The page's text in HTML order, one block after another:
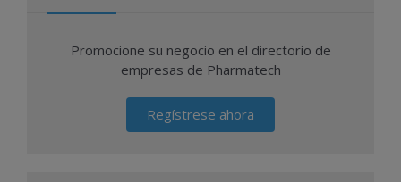
Promocione su negocio en el directorio de
empresas de Pharmatech
Regístrese ahora